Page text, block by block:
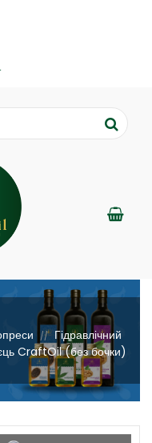
// Гідравлічний
CraftOil (без бочки)